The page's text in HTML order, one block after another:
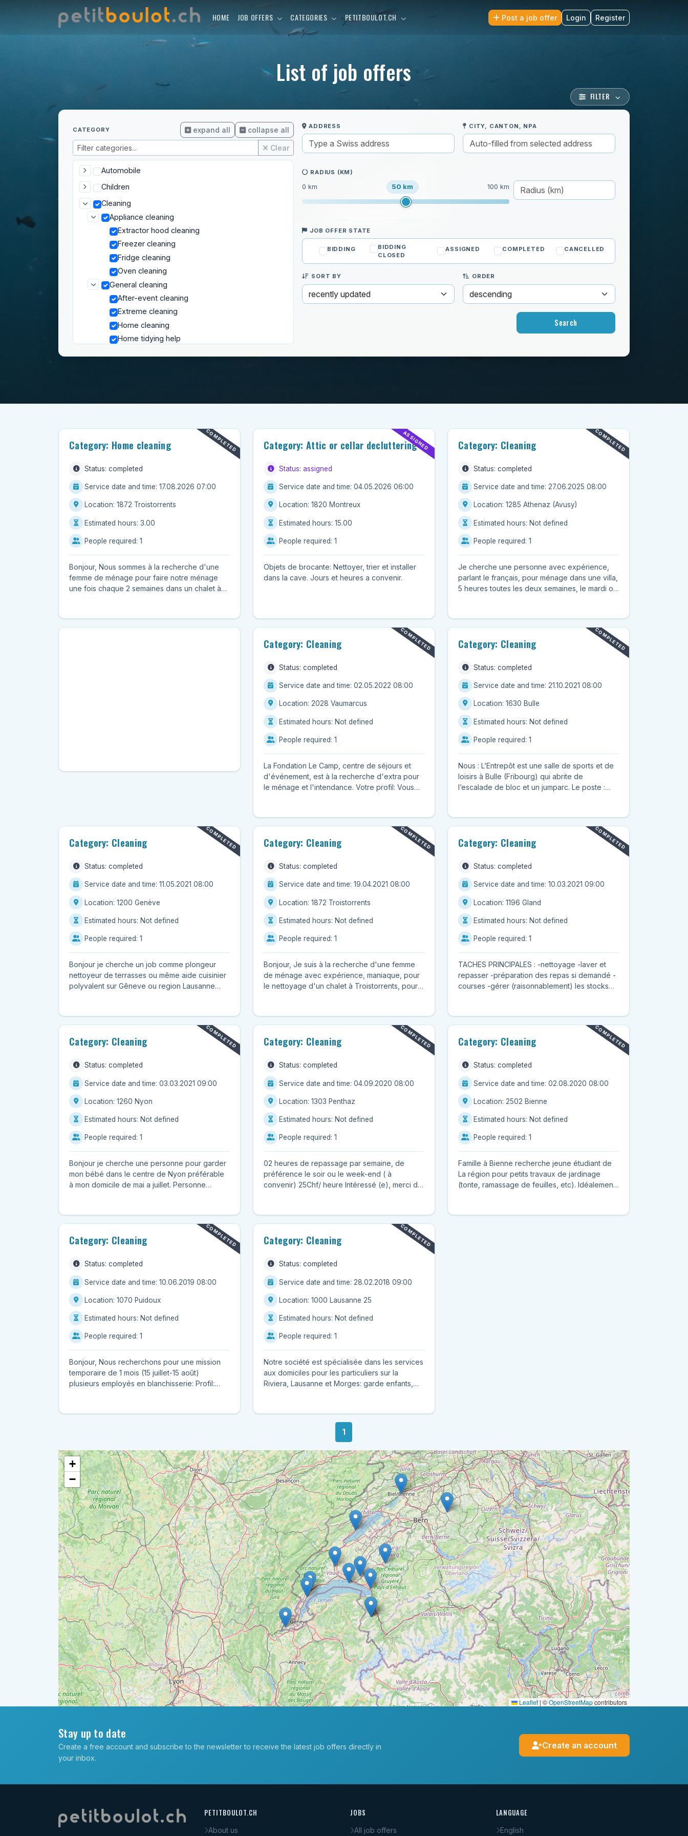
HOME JOB OFFERS CATEGORIES PETITBOULOT.CH Post a job offer Login Register
List of job offers
FILTER
CATEGORY expand all collapse all
Clear
Automobile
Children
Cleaning
Appliance cleaning
Extractor hood cleaning
Freezer cleaning
Fridge cleaning
Oven cleaning
General cleaning
After-event cleaning
Extreme cleaning
Home cleaning
Home tidying help
Vacation rental cleaning
Home Organizing
Closet decluttering
Cupboard optimization
Personal document archiving
Carpet cleaning
Curtain cleaning
Mattress cleaning
Rug cleaning
Sofa cleaning
Vehicles
ADDRESS CITY, CANTON, NPA
RADIUS (KM)
0 km 50 km 100 km
JOB OFFER STATE
BIDDING
BIDDING
CLOSED
ASSIGNED COMPLETED CANCELLED
SORT BY ORDER
COMPLETED
Category: Home cleaning
Status: completed
Service date and time: 17.08.2026 07:00
Location: 1872 Troistorrents
Estimated hours: 3.00
People required: 1
Bonjour, Nous sommes à la recherche d'une
femme de ménage pour faire notre ménage
une fois chaque 2 semaines dans un chalet à
ASSIGNED
Category: Attic or cellar decluttering
Status: assigned
Service date and time: 04.05.2026 06:00
Location: 1820 Montreux
Estimated hours: 15.00
People required: 1
Objets de brocante: Nettoyer, trier et installer
dans la cave. Jours et heures a convenir.
COMPLETED
Category: Cleaning
Status: completed
Service date and time: 27.06.2025 08:00
Location: 1285 Athenaz (Avusy)
Estimated hours: Not defined
People required: 1
Je cherche une personne avec expérience,
parlant le français, pour ménage dans une villa,
5 heures toutes les deux semaines, le mardi ou
COMPLETED
Category: Cleaning
Status: completed
Service date and time: 02.05.2022 08:00
Location: 2028 Vaumarcus
Estimated hours: Not defined
People required: 1
La Fondation Le Camp, centre de séjours et
d'événement, est à la recherche d'extra pour
le ménage et l'intendance. Votre profil: Vous
COMPLETED
Category: Cleaning
Status: completed
Service date and time: 21.10.2021 08:00
Location: 1630 Bulle
Estimated hours: Not defined
People required: 1
Nous : L’Entrepôt est une salle de sports et de
loisirs à Bulle (Fribourg) qui abrite de
l’escalade de bloc et un jumparc. Le poste :
COMPLETED
Category: Cleaning
Status: completed
Service date and time: 11.05.2021 08:00
Location: 1200 Genève
Estimated hours: Not defined
People required: 1
Bonjour je cherche un job comme plongeur
nettoyeur de terrasses ou même aide cuisinier
polyvalent sur Gêneve ou region Lausanne
COMPLETED
Category: Cleaning
Status: completed
Service date and time: 19.04.2021 08:00
Location: 1872 Troistorrents
Estimated hours: Not defined
People required: 1
Bonjour, Je suis à la recherche d'une femme
de ménage avec expérience, maniaque, pour
le nettoyage d'un chalet à Troistorrents, pour
COMPLETED
Category: Cleaning
Status: completed
Service date and time: 10.03.2021 09:00
Location: 1196 Gland
Estimated hours: Not defined
People required: 1
TACHES PRINCIPALES : -nettoyage -laver et
repasser -préparation des repas si demandé -
courses -gérer (raisonnablement) les stocks
COMPLETED
Category: Cleaning
Status: completed
Service date and time: 03.03.2021 09:00
Location: 1260 Nyon
Estimated hours: Not defined
People required: 1
Bonjour je cherche une personne pour garder
mon bébé dans le centre de Nyon préférable
à mon domicile de mai a juillet. Personne
COMPLETED
Category: Cleaning
Status: completed
Service date and time: 04.09.2020 08:00
Location: 1303 Penthaz
Estimated hours: Not defined
People required: 1
02 heures de repassage par semaine, de
préférence le soir ou le week-end ( à
convenir) 25Chf/ heure Intéressé (e), merci de
COMPLETED
Category: Cleaning
Status: completed
Service date and time: 02.08.2020 08:00
Location: 2502 Bienne
Estimated hours: Not defined
People required: 1
Famille à Bienne recherche jeune étudiant de
La région pour petits travaux de jardinage
(tonte, ramassage de feuilles, etc). Idéalement
COMPLETED
Category: Cleaning
Status: completed
Service date and time: 10.06.2019 08:00
Location: 1070 Puidoux
Estimated hours: Not defined
People required: 1
Bonjour, Nous recherchons pour une mission
temporaire de 1 mois (15 juillet-15 août)
plusieurs employés en blanchisserie: Profil:
COMPLETED
Category: Cleaning
Status: completed
Service date and time: 28.02.2018 09:00
Location: 1000 Lausanne 25
Estimated hours: Not defined
People required: 1
Notre société est spécialisée dans les services
aux domiciles pour les particuliers sur la
Riviera, Lausanne et Morges: garde enfants,
1
+
−
Leaflet|©OpenStreetMapcontributors
Stay up to date
Create a free account and subscribe to the newsletter to receive the latest job offers directly in
your inbox.
Create an account
PETITBOULOT.CH
About us
JOBS
All job offers
LANGUAGE
English